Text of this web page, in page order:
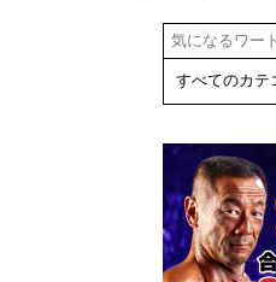
子フィジーク
選手権大会